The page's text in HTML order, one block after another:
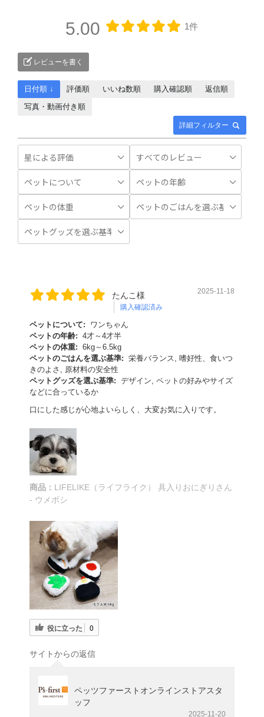
5.00 1件
レビューを書く
詳細フィルター
日付順 ↓ 評価順 いいね数順 購入確認順
返信順
写真・動画付き順
たんこ様
購入確認済み
2025-11-18
ペットについて:
ワンちゃん
ペットの年齢: 4才～4才半
ペットの体重: 6kg～6.5kg
ペットのごはんを選ぶ基準: 栄養バランス, 嗜好性、食いつ
きのよさ, 原材料の安全性
ペットグッズを選ぶ基準: デザイン, ペットの好みやサイズ
などに合っているか
口にした感じが心地よいらしく、大変お気に入りです。
商品： LIFELIKE（ライフライク） 具入りおにぎりさん
- ウメボシ
役に立った 0
サイトからの返信
ペッツファーストオンラインストアスタ
ッフ
2025-11-20